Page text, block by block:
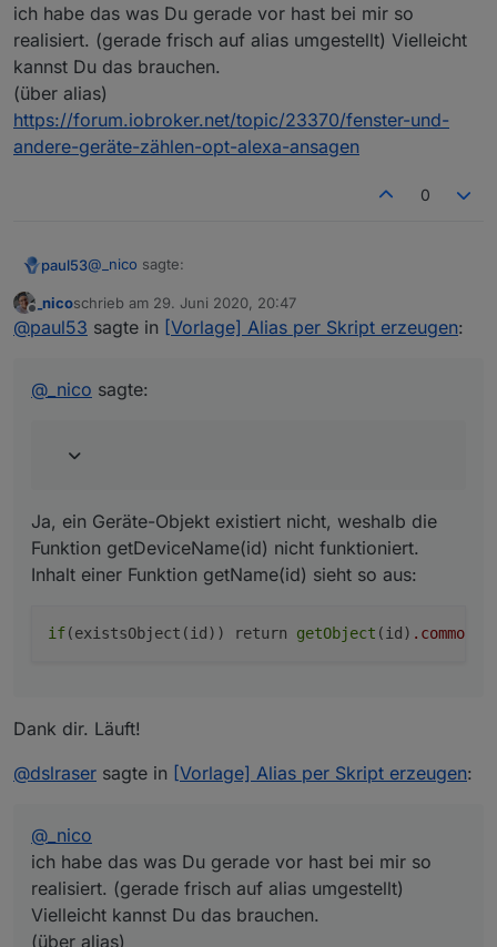
ich habe das was Du gerade vor hast bei mir so
realisiert. (gerade frisch auf alias umgestellt) Vielleicht
kannst Du das brauchen.
(über alias)
https://forum.iobroker.net/topic/23370/fenster-und-
andere-geräte-zählen-opt-alexa-ansagen
0
paul53@ _nico sagte:
dann brauche ich den Namen des Datenpunktes,
Funktion getDeviceName(id) nicht funktioniert.
Inhalt einer Funktion getName(id) sieht so aus:
Offline
_nicoschrieb am 29. Juni 2020, 20:47
zuletzt editiert von
@paul53 sagte in [Vorlage] Alias per Skript erzeugen:
@ _nico sagte:
Ja, ein Geräte-Objekt existiert nicht, weshalb die
Funktion getDeviceName(id) nicht funktioniert.
Inhalt einer Funktion getName(id) sieht so aus:
if(existsObject(id)) return getObject (id) .common
Dank dir. Läuft!
@dslraser sagte in [Vorlage] Alias per Skript erzeugen:
@ _nico
ich habe das was Du gerade vor hast bei mir so
realisiert. (gerade frisch auf alias umgestellt)
Vielleicht kannst Du das brauchen.
(über alias)